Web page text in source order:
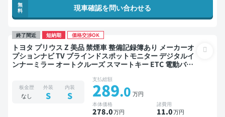
無
料
現車確認を問い合わせる
終了間近 短納期 価格交渉OK
トヨタ プリウス Z 美品 禁煙車 整備記録簿あり メーカーオ
プションナビ TV ブラインドスポットモニター デジタルイ
ンナーミラー オートクルーズ スマートキー ETC 電動バッ
板金歴
なし
外装
S
内装
S
支払総額
289.0 万円
本体価格
278.0万円
諸費用
11.0万円